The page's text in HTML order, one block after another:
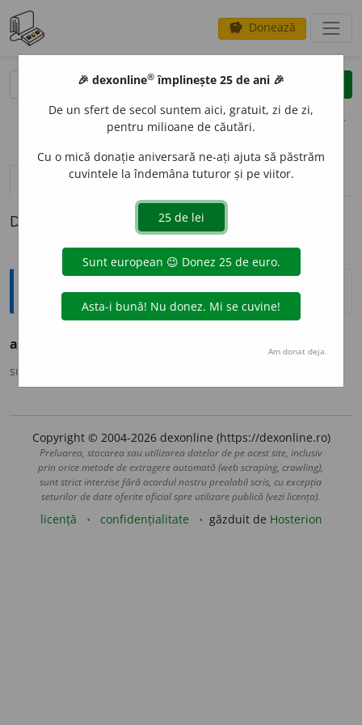
savings Donează
clear
opțiuni
definiții (1)
Definiția cu ID-ul 220264:
Ortografice DOOM
adam
sursa:
Copyright © 2004-2026 dexonline (https://dexonline.ro)
Preluarea, stocarea sau utilizarea datelor de pe acest site, inclusiv
prin orice metode de extragere automată (web scraping, crawling),
sunt strict interzise fără acordul nostru prealabil scris, cu excepția
seturilor de date oferite oficial spre utilizare publică (vezi licența).
licență confidențialitate găzduit de Hosterion
🎉 dexonline® împlinește 25 de ani 🎉
De un sfert de secol suntem aici, gratuit, zi de zi,
pentru milioane de căutări.
Cu o mică donație aniversară ne-ați ajuta să păstrăm
cuvintele la îndemâna tuturor și pe viitor.
Am donat deja.